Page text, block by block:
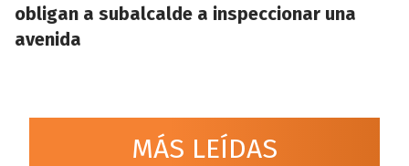
obligan a subalcalde a inspeccionar una
avenida
MÁS LEÍDAS